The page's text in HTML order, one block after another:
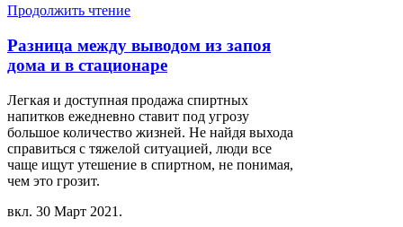
Продолжить чтение
Разница между выводом из запоя
дома и в стационаре
Легкая и доступная продажа спиртных
напитков ежедневно ставит под угрозу
большое количество жизней. Не найдя выхода
справиться с тяжелой ситуацией, люди все
чаще ищут утешение в спиртном, не понимая,
чем это грозит.
вкл. 30 Март 2021 .